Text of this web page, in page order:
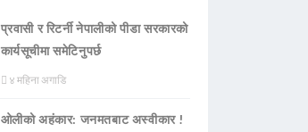
प्रवासी र रिटर्नी नेपालीको पीडा सरकारको
कार्यसूचीमा समेटिनुपर्छ
४ महिना अगाडि
ओलीको अहंकार: जनमतबाट अस्वीकार !